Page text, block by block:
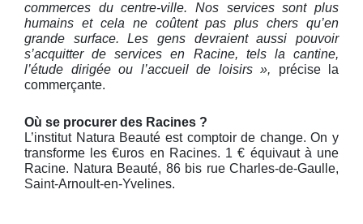
commerces du centre-ville. Nos services sont plus
humains et cela ne coûtent pas plus chers qu’en
grande surface. Les gens devraient aussi pouvoir
s’acquitter de services en Racine, tels la cantine,
l’étude dirigée ou l’accueil de loisirs », précise la
commerçante.
Où se procurer des Racines ?
L’institut Natura Beauté est comptoir de change. On y
transforme les €uros en Racines. 1 € équivaut à une
Racine. Natura Beauté, 86 bis rue Charles-de-Gaulle,
Saint-Arnoult-en-Yvelines.